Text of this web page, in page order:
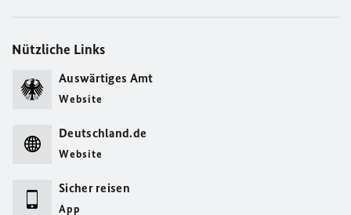
Nützliche Links
Auswärtiges Amt
Website
Deutschland.de
Website
Sicher reisen
App